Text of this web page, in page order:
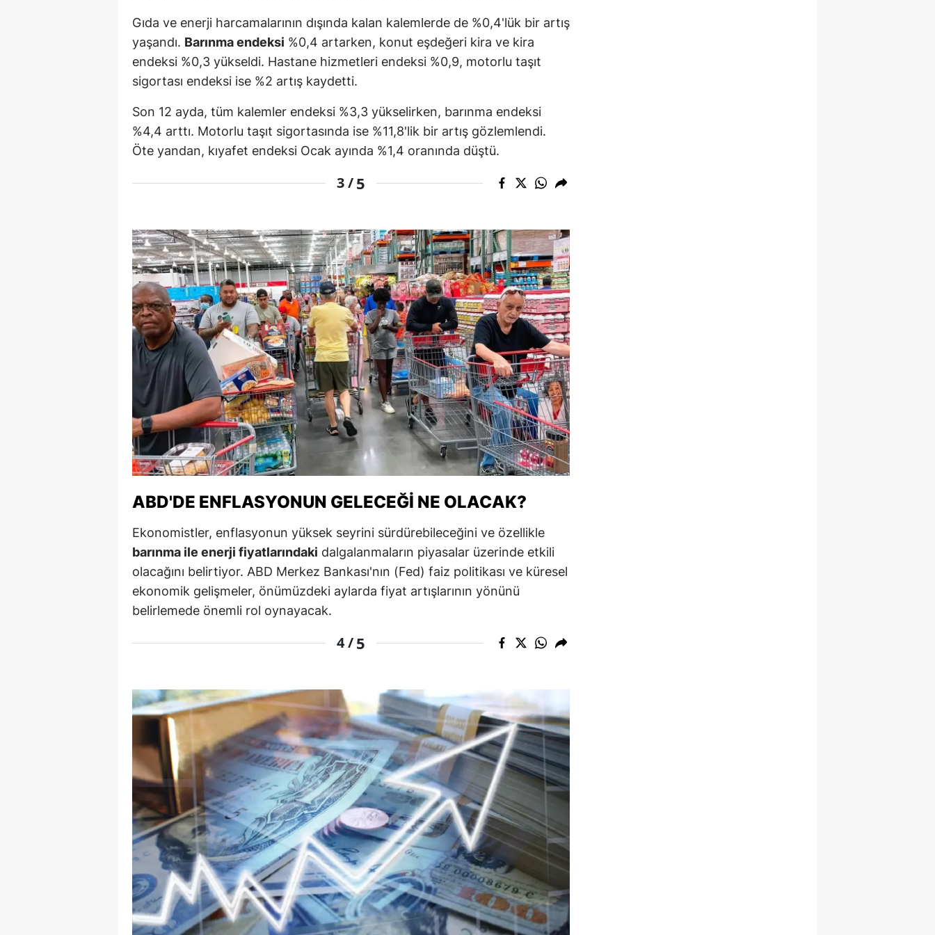
Samsun
Siirt
Sinop
Sivas
Tekirdağ
Şanlıurfa
Uşak
Van
Yozgat
Zonguldak
Aksaray
Bayburt
Karaman
Kırıkkale
Batman
Şırnak
Bartın
Ardahan
Kilis
Osmaniye
Düzce
Gıda ve enerji harcamalarının dışında kalan kalemlerde de %0,4'lük bir artış
yaşandı. Barınma endeksi %0,4 artarken, konut eşdeğeri kira ve kira
endeksi %0,3 yükseldi. Hastane hizmetleri endeksi %0,9, motorlu taşıt
sigortası endeksi ise %2 artış kaydetti.
Son 12 ayda, tüm kalemler endeksi %3,3 yükselirken, barınma endeksi
%4,4 arttı. Motorlu taşıt sigortasında ise %11,8'lik bir artış gözlemlendi.
Öte yandan, kıyafet endeksi Ocak ayında %1,4 oranında düştü.
3 /5
ABD'DE ENFLASYONUN GELECEĞI NE OLACAK?
Ekonomistler, enflasyonun yüksek seyrini sürdürebileceğini ve özellikle
barınma ile enerji fiyatlarındaki dalgalanmaların piyasalar üzerinde etkili
olacağını belirtiyor. ABD Merkez Bankası'nın (Fed) faiz politikası ve küresel
ekonomik gelişmeler, önümüzdeki aylarda fiyat artışlarının yönünü
belirlemede önemli rol oynayacak.
4 /5